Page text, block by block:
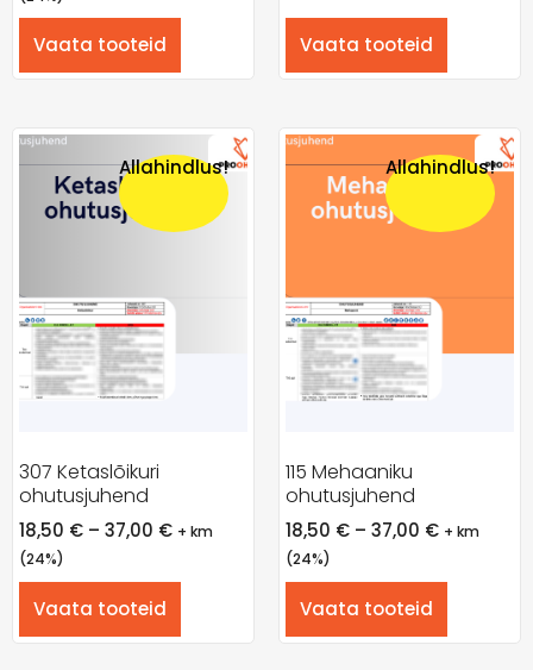
Vaata tooteid Vaata tooteid
Allahindlus!
307 Ketaslõikuri
ohutusjuhend
18,50 € – 37,00 € + km
(24%)
Vaata tooteid
Allahindlus!
115 Mehaaniku
ohutusjuhend
18,50 € – 37,00 € + km
(24%)
Vaata tooteid